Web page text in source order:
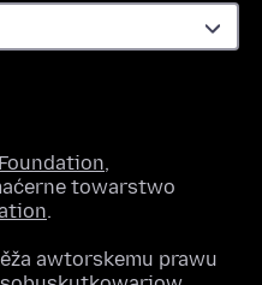
,
towarstwo
.
awtorskemu prawu